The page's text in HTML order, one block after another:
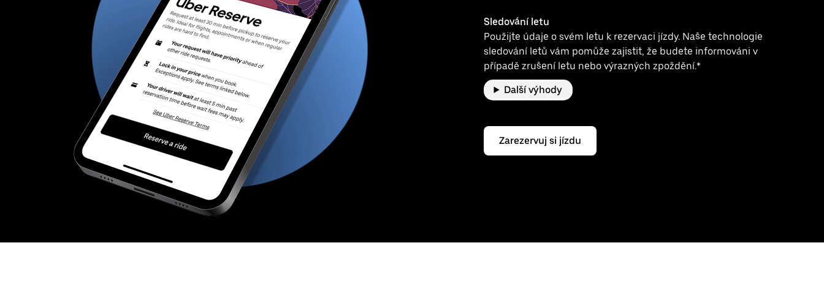
Sledování letu
Použijte údaje o svém letu k rezervaci jízdy. Naše technologie
sledování letů vám pomůže zajistit, že budete informováni v
případě zrušení letu nebo výrazných zpoždění.*
Další výhody
Zarezervuj si jízdu